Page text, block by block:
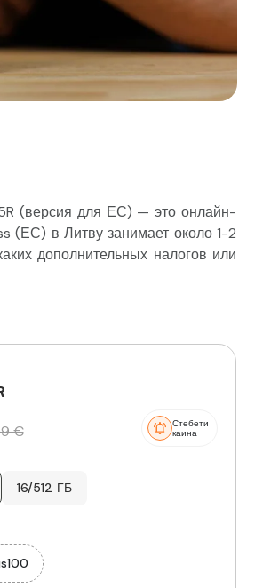
(версия для ЕС) — это онлайн-
(ЕС) в Литву занимает около 1-2
дополнительных налогов или
€
Стебети
каина
16/512 ГБ